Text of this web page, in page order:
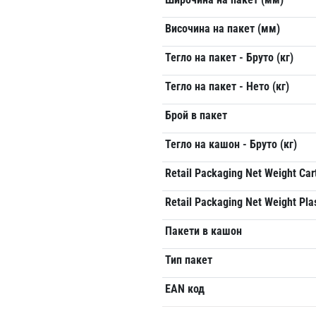
Височина на пакет (мм)
Тегло на пакет - Бруто (кг)
Тегло на пакет - Нето (кг)
Брой в пакет
Тегло на кашон - Бруто (кг)
Retail Packaging Net Weight
Retail Packaging Net Weight
Пакети в кашон
Тип пакет
EAN код